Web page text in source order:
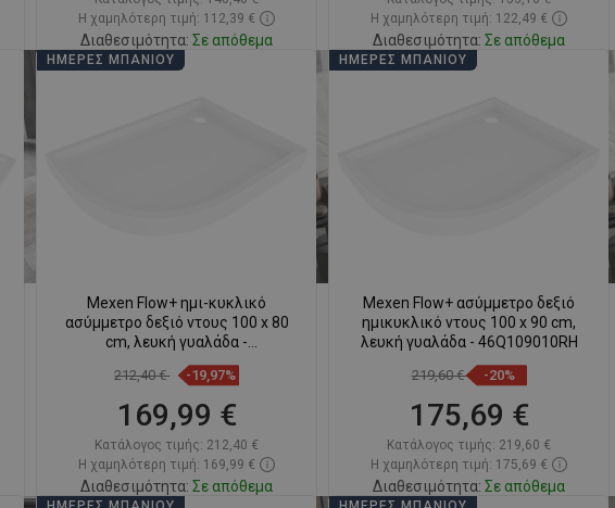
Η χαμηλότερη τιμή: 112,39 €
Διαθεσιμότητα: Σε απόθεμα
Η χαμηλότερη τιμή: 122,49 €
Διαθεσιμότητα: Σε απόθεμα
ΗΜΈΡΕΣ ΜΠΆΝΙΟΥ
Mexen Flow+ ημι-κυκλικό
ασύμμετρο δεξιό ντους 100 x 80
cm, λευκή γυαλάδα -
46Q108010RH
212,40 € -19,97%
169,99 €
Κατάλογος τιμής: 212,40 €
Η χαμηλότερη τιμή: 169,99 €
Διαθεσιμότητα: Σε απόθεμα
ΗΜΈΡΕΣ ΜΠΆΝΙΟΥ
Mexen Flow+ ασύμμετρο δεξιό
ημικυκλικό ντους 100 x 90 cm,
λευκή γυαλάδα - 46Q109010RH
219,60 € -20%
175,69 €
Κατάλογος τιμής: 219,60 €
Η χαμηλότερη τιμή: 175,69 €
Διαθεσιμότητα: Σε απόθεμα